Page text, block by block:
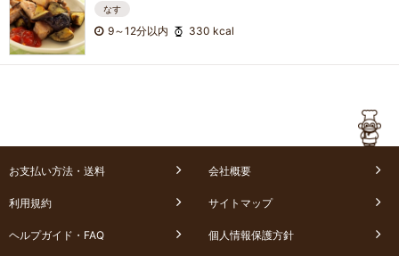
なす
9～12分以内 330 kcal
お支払い方法・送料 会社概要
利用規約 サイトマップ
ヘルプガイド・FAQ 個人情報保護方針